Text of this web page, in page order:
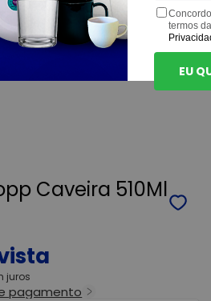
Caveira 510Ml
juros
pagamento
termos
EU